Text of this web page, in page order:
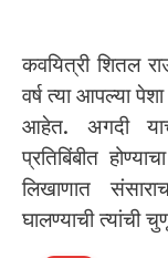
कवयित्री शितल
वर्ष त्या आपल्या
आहेत. अगदी
प्रतिबिंबीत
लिखाणात
घालण्याची त्यांची